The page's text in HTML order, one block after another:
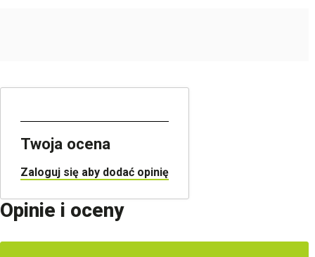
Twoja ocena
Zaloguj się aby dodać opinię
Opinie i oceny